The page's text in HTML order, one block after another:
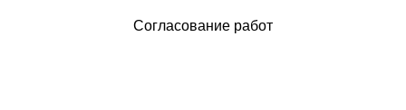
Согласование работ